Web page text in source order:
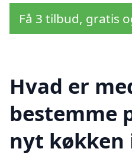
Få 3 tilbud, gratis
Hvad er
bestemme
nyt køkken